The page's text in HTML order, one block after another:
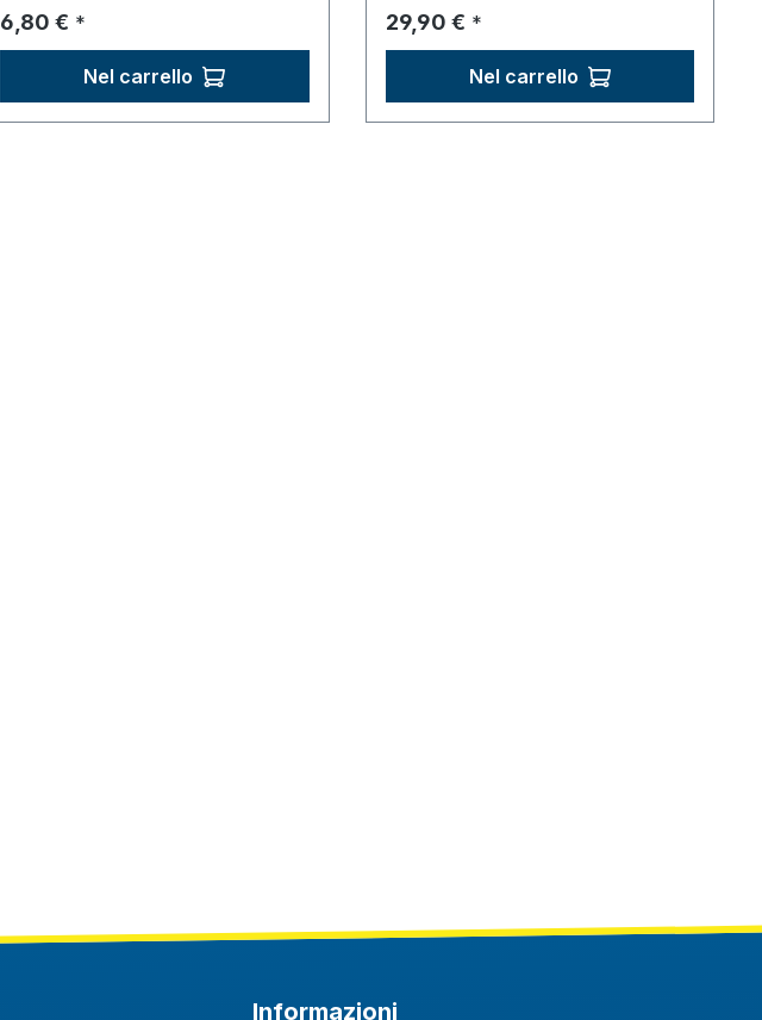
Prezzo normale:
6,80 € *
Nel carrello
Prezzo normale:
29,90 € *
Nel carrello
Informazioni